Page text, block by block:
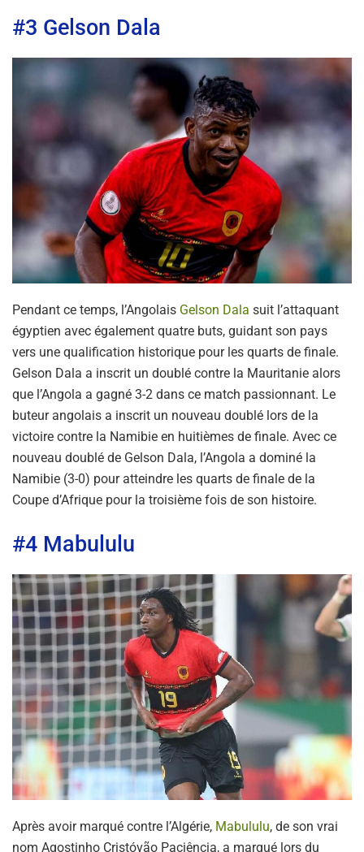
#3 Gelson Dala
Pendant ce temps, l’Angolais Gelson Dala suit l’attaquant
égyptien avec également quatre buts, guidant son pays
vers une qualification historique pour les quarts de finale.
Gelson Dala a inscrit un doublé contre la Mauritanie alors
que l’Angola a gagné 3-2 dans ce match passionnant. Le
buteur angolais a inscrit un nouveau doublé lors de la
victoire contre la Namibie en huitièmes de finale. Avec ce
nouveau doublé de Gelson Dala, l’Angola a dominé la
Namibie (3-0) pour atteindre les quarts de finale de la
Coupe d’Afrique pour la troisième fois de son histoire.
#4 Mabululu
Après avoir marqué contre l’Algérie, Mabululu, de son vrai
nom Agostinho Cristóvão Paciência, a marqué lors du